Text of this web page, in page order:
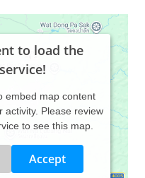
to load the
embed map content
activity. Please review
to see this map.
Accept